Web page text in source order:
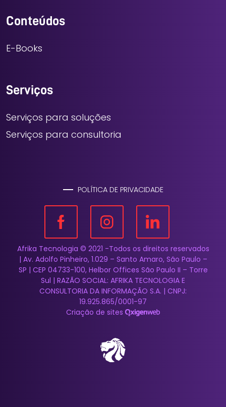
Conteúdos
E-Books
Serviços
Serviços para soluções
Serviços para consultoria
POLÍTICA DE PRIVACIDADE
Afrika Tecnologia © 2021 -Todos os direitos reservados
| Av. Adolfo Pinheiro, 1.029 – Santo Amaro, São Paulo –
SP | CEP 04733-100, Helbor Offices São Paulo II – Torre
Sul | RAZÃO SOCIAL: AFRIKA TECNOLOGIA E
CONSULTORIA DA INFORMAÇÃO S.A. | CNPJ:
19.925.865/0001-97
Criação de sites